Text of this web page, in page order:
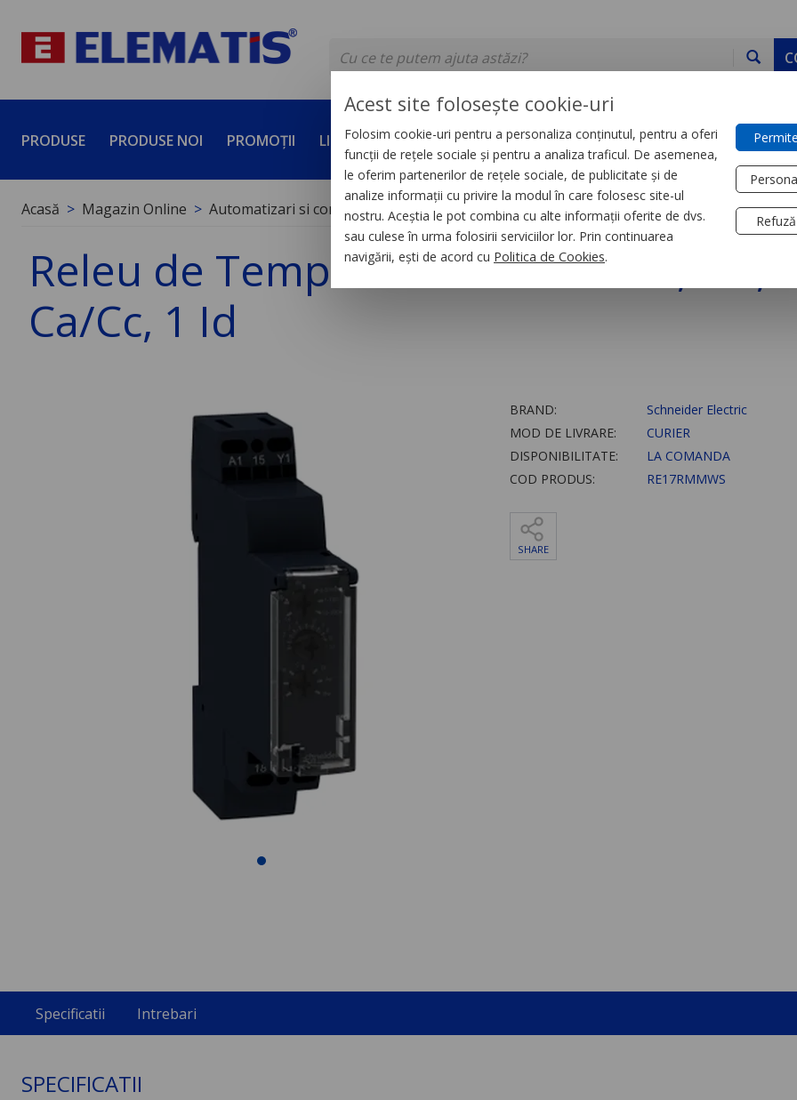
PRODUSE PRODUSE NOI PROMOȚII LICHIDĂRI DE STOC SERVICII DEVINO PARTENER CONTACT
Acasă Magazin Online Automatizari si control industrial Relee
Releu de Temporizare 10 Functii, 1 S,
Ca/Cc, 1 Id
BRAND:
Schneider Electric
MOD DE LIVRARE:
CURIER
DISPONIBILITATE:
LA COMANDA
COD PRODUS:
RE17RMMWS
SHARE
Specificatii Intrebari
SPECIFICATII
Acest site folosește cookie-uri
Folosim cookie-uri pentru a personaliza conținutul, pentru a oferi
funcții de rețele sociale și pentru a analiza traficul. De asemenea,
le oferim partenerilor de rețele sociale, de publicitate și de
analize informații cu privire la modul în care folosesc site-ul
nostru. Aceștia le pot combina cu alte informații oferite de dvs.
sau culese în urma folosirii serviciilor lor. Prin continuarea
navigării, ești de acord cu Politica de Cookies.